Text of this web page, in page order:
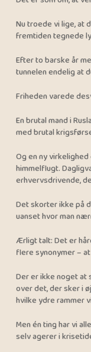
Nu troede vi lige, at
fremtiden tegnede
Efter to barske år
tunnelen endelig at
Friheden varede
En brutal mand i
med brutal
Og en ny
himmelflugt.
erhvervsdrivende,
Det skorter ikke på
uanset hvor man
Ærligt talt: Det er
flere synonymer –
Der er ikke noget at
over det, der sker i
hvilke ydre rammer
Men én ting har vi
selv agerer i